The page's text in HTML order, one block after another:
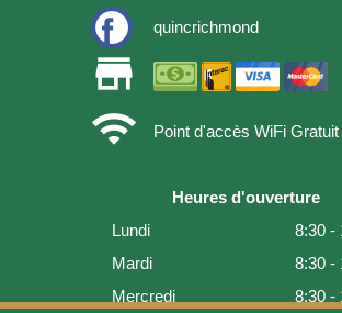
quincrichmond
store
wifi
Point d'accès WiFi Gratuit
Heures d'ouverture
Lundi
8:30 -
Mardi
8:30 -
Mercredi
8:30 -